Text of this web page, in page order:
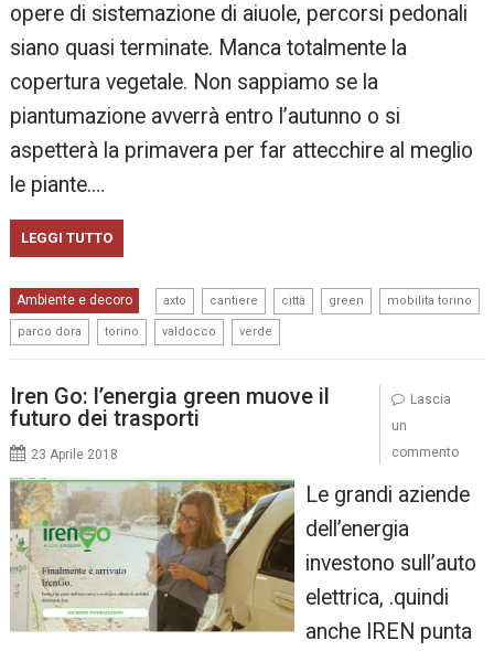
opere di sistemazione di aiuole, percorsi pedonali
siano quasi terminate. Manca totalmente la
copertura vegetale. Non sappiamo se la
piantumazione avverrà entro l’autunno o si
aspetterà la primavera per far attecchire al meglio
le piante.…
LEGGI TUTTO
Ambiente e decoro axto cantiere città green mobilita torino
parco dora torino valdocco verde
Iren Go: l’energia green muove il
futuro dei trasporti
23 Aprile 2018
Le grandi aziende
dell’energia
investono sull’auto
elettrica, .quindi
anche IREN punta
Lascia
un
commento